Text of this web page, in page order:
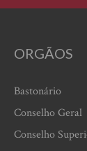
ORGÃOS
Bastonário
Conselho Geral
Conselho